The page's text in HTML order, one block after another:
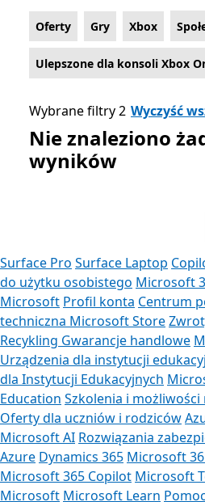
Oferty Gry Xbox
Ulepszone dla konsoli Xbox
Wybrane filtry 2 Wyczyść
Nie znaleziono
wyników
Surface Pro Surface Laptop
do użytku osobistego Microsoft
Microsoft Profil konta Centrum
techniczna Microsoft Store
Recykling Gwarancje handlowe
Urządzenia dla instytucji
dla Instytucji Edukacyjnych
Education Szkolenia i
Oferty dla uczniów i rodziców
Microsoft AI Rozwiązania
Azure Dynamics 365 Microsoft
Microsoft 365 Copilot Microsoft
Microsoft Microsoft Learn